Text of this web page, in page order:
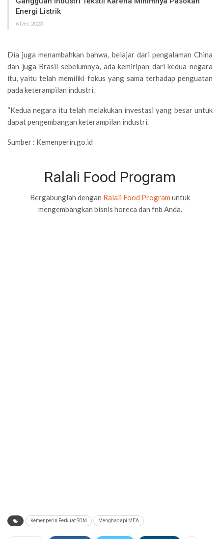
Energi Listrik
6 Dec 2023
Dia juga menambahkan bahwa, belajar dari pengalaman China
dan juga Brasil sebelumnya, ada kemiripan dari kedua negara
itu, yaitu telah memiliki fokus yang sama terhadap penguatan
pada keterampilan industri.
“Kedua negara itu telah melakukan investasi yang besar untuk
dapat pengembangan keterampilan industri.
Sumber : Kemenperin.go.id
Ralali Food Program
Bergabunglah dengan Ralali Food Program untuk
mengembangkan bisnis horeca dan fnb Anda.
Kemenperin Perkuat SDM Menghadapi MEA